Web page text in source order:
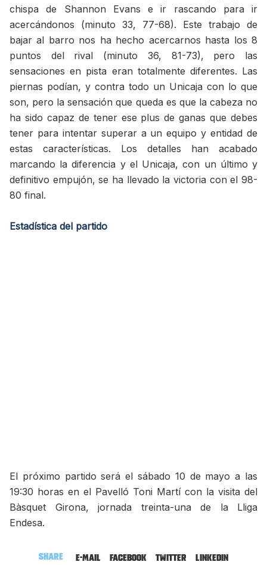
chispa de Shannon Evans e ir rascando para ir
acercándonos (minuto 33, 77-68). Este trabajo de
bajar al barro nos ha hecho acercarnos hasta los 8
puntos del rival (minuto 36, 81-73), pero las
sensaciones en pista eran totalmente diferentes. Las
piernas podían, y contra todo un Unicaja con lo que
son, pero la sensación que queda es que la cabeza no
ha sido capaz de tener ese plus de ganas que debes
tener para intentar superar a un equipo y entidad de
estas características. Los detalles han acabado
marcando la diferencia y el Unicaja, con un último y
definitivo empujón, se ha llevado la victoria con el 98-
80 final.
Estadística del partido
El próximo partido será el sábado 10 de mayo a las
19:30 horas en el Pavelló Toni Martí con la visita del
Bàsquet Girona, jornada treinta-una de la Lliga
Endesa.
Share E-mail Facebook Twitter LinkedIn